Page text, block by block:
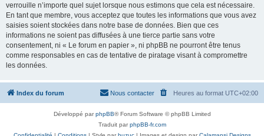
verrouille n’importe quel sujet lorsque nous estimons que cela est nécessaire.
En tant que membre, vous acceptez que toutes les informations que vous avez
saisies soient stockées dans notre base de données. Bien que ces
informations ne soient pas diffusées à une tierce partie sans votre
consentement, ni « Le forum en papier », ni phpBB ne pourront être tenus
comme responsables en cas de tentative de piratage visant à compromettre
les données.
Index du forum Heures au format UTC+02:00
Nous contacter
Développé parphpBB® Forum Software © phpBB Limited
Traduit parphpBB-fr.com